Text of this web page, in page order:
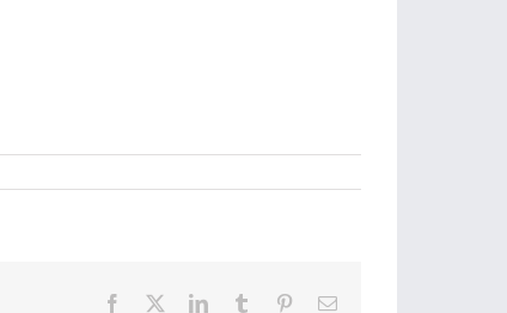
Facebook LinkedInTumblr PinterestEmail